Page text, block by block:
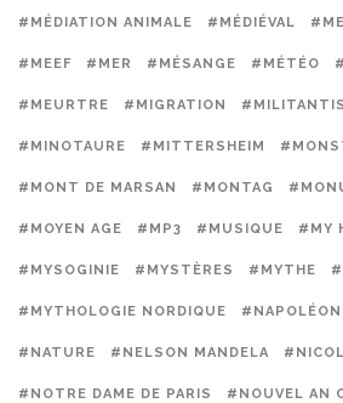
#MÉDIATION ANIMALE #MÉDIÉVAL
#MEEF #MER #MÉSANGE #MÉTÉO
#MEURTRE #MIGRATION
#MINOTAURE #MITTERSHEIM
#MONT DE MARSAN #MONTAG
#MOYEN AGE #MP3 #MUSIQUE #MY
#MYSOGINIE #MYSTÈRES #MYTHE
#MYTHOLOGIE NORDIQUE #NAPOLÉON
#NATURE #NELSON MANDELA
#NOTRE DAME DE PARIS #NOUVEL AN